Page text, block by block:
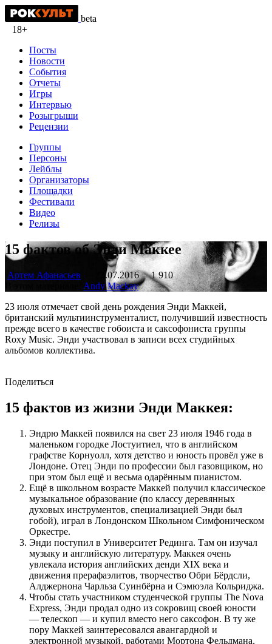
beta
18+
Посты
Новости
События
Отчеты
Игры
Интервью
Розыгрыши
Рецензии
Группы
Персоны
Лейблы
Организаторы
Площадки
Фестивали
Видео
Релизы
15 фактов об Энди Маккее
Артем Афанасьев 23.07.2016
1 910
Andy Mackay
23 июля отмечает свой день рождения Энди Маккей,
британский мультиинструменталист, получивший известность
прежде всего в качестве гобоиста и саксофониста группы
Roxy Music. Энди участвовал в записи всех студийных
альбомов коллектива.
Поделиться
15 фактов из жизни Энди Маккея:
Эндрю Маккей появился на свет 23 июля 1946 года в
маленьком городке Лостуитиел, что в английском
графстве Корнуолл, хотя детство и юность провёл уже в
Лондоне. Отец Энди по профессии был газовщиком, но
при этом был ещё и весьма одарённым пианистом.
Ещё в школьном возрасте Маккей получил классическое
музыкальное образование (по классу деревянных
духовых инструментов, специализацией Энди был
гобой), играл в Лондонском Школьном Симфоническом
Оркестре.
Энди поступил в Университет Рединга. Там он изучал
музыку и английскую литературу. Маккея очень
увлекала история английских денди XIX века и
движения прерафаэлитов, творчество Обри Бёрдсли,
Алджернона Чарльза Суинбёрна и Сэмюэла Кольриджа.
Чтобы стать участником студенческой группы The Nova
Express, Энди продал одно из сокровищ своей юности
— телескоп — и купил вместо него саксофон. В ту же
пору Маккей заинтересовался авангардной и
электронной музыкой, работами Мортона Фельдмана,